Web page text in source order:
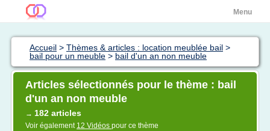
Menu
Accueil > Thèmes & articles : location meublée bail >
bail pour un meuble > bail d'un an non meuble
Articles sélectionnés pour le thème : bail
d'un an non meuble
→ 182 articles
Voir également 12 Vidéos pour ce thème